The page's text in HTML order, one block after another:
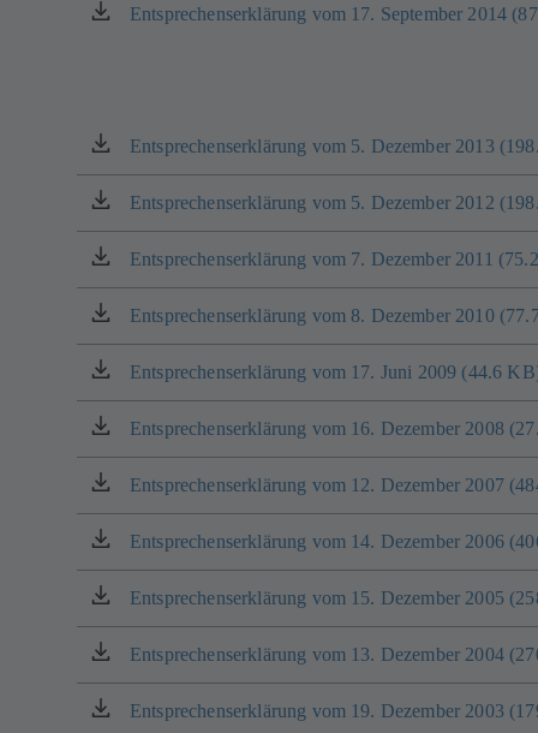
Tab)
einem
Entsprechenserklärung vom 17. September 2014
(öffnet
Entsprechenserklärung vom 5. Dezember 2013
(öffnet
in
einem
Tab)
Entsprechenserklärung vom 5. Dezember 2012
(öffnet
in
einem
Tab)
Entsprechenserklärung vom 7. Dezember 2011
(öffnet
in
einem
Tab)
Entsprechenserklärung vom 8. Dezember 2010
(öffnet
in
einem
Tab)
Entsprechenserklärung vom 17. Juni 2009 (44.6
(öffnet
in
einem
Tab)
Entsprechenserklärung vom 16. Dezember 2008
(öffnet
in
einem
Tab)
Entsprechenserklärung vom 12. Dezember 2007
(öffnet
in
einem
Tab)
Entsprechenserklärung vom 14. Dezember 2006
(öffnet
in
einem
Tab)
Entsprechenserklärung vom 15. Dezember 2005
(öffnet
in
einem
Tab)
Entsprechenserklärung vom 13. Dezember 2004
(öffnet
in
einem
Entsprechenserklärung vom 19. Dezember 2003
(öffnet